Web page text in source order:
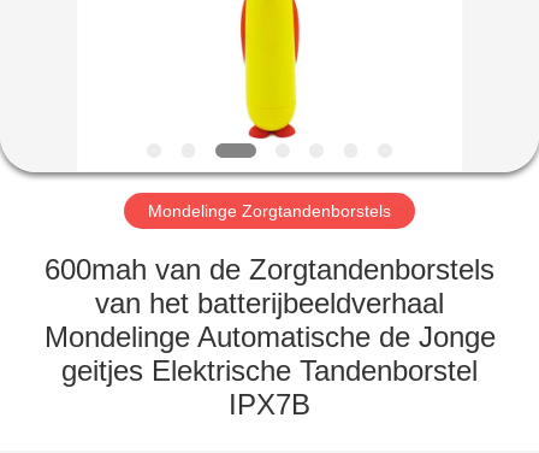
ONGEVEER
ONS
FABRIEKSREIS
KWALITEITSCONTROLE
CONTACTEER
Mondelinge Zorgtandenborstels
600mah van de Zorgtandenborstels
van het batterijbeeldverhaal
Mondelinge Automatische de Jonge
geitjes Elektrische Tandenborstel
IPX7B